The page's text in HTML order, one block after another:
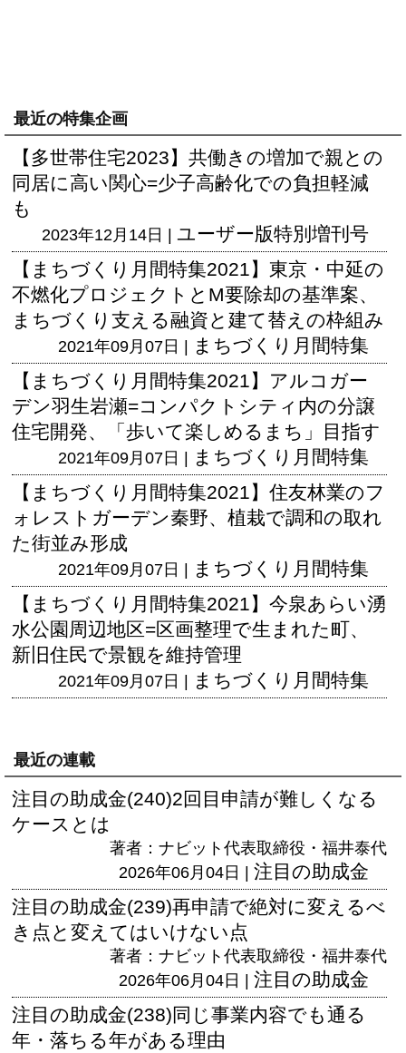
最近の特集企画
【多世帯住宅2023】共働きの増加で親との
同居に高い関心=少子高齢化での負担軽減
も
2023年12月14日 | ユーザー版特別増刊号
【まちづくり月間特集2021】東京・中延の
不燃化プロジェクトとM要除却の基準案、
まちづくり支える融資と建て替えの枠組み
2021年09月07日 | まちづくり月間特集
【まちづくり月間特集2021】アルコガー
デン羽生岩瀬=コンパクトシティ内の分譲
住宅開発、「歩いて楽しめるまち」目指す
2021年09月07日 | まちづくり月間特集
【まちづくり月間特集2021】住友林業のフ
ォレストガーデン秦野、植栽で調和の取れ
た街並み形成
2021年09月07日 | まちづくり月間特集
【まちづくり月間特集2021】今泉あらい湧
水公園周辺地区=区画整理で生まれた町、
新旧住民で景観を維持管理
2021年09月07日 | まちづくり月間特集
最近の連載
注目の助成金(240)2回目申請が難しくなる
ケースとは
著者：ナビット代表取締役・福井泰代
2026年06月04日 | 注目の助成金
注目の助成金(239)再申請で絶対に変えるべ
き点と変えてはいけない点
著者：ナビット代表取締役・福井泰代
2026年06月04日 | 注目の助成金
注目の助成金(238)同じ事業内容でも通る
年・落ちる年がある理由